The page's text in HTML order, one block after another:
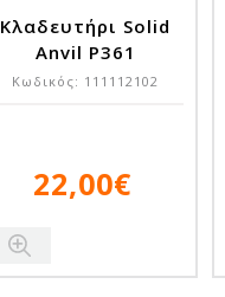
Κλαδευτήρι Solid
Anvil P361
Κωδικός: 111112102
22,00€